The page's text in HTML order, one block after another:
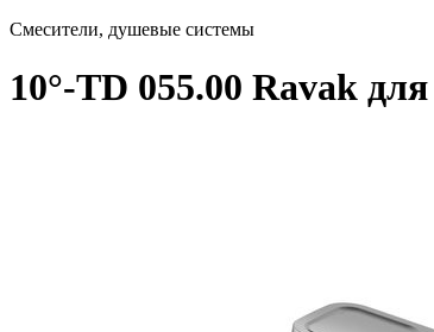
Смесители, душевые системы
10°-TD 055.00 Ravak